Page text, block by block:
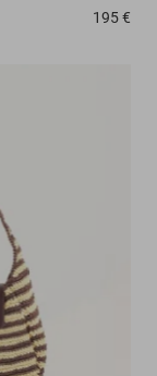
195 €